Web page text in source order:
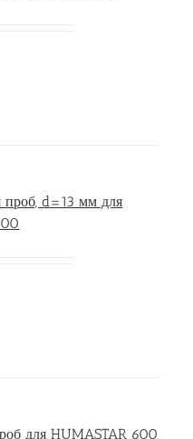
проб, d=13 мм для
для HUMASTAR 600